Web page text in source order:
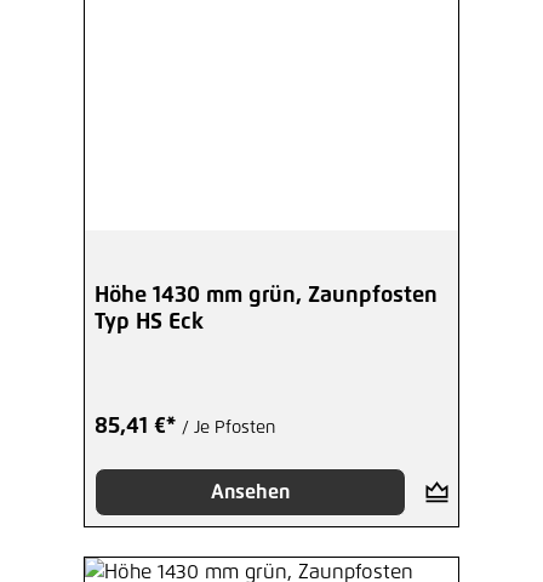
Höhe 1430 mm grün, Zaunpfosten
Typ HS Eck
85,41 €* / Je Pfosten
Ansehen